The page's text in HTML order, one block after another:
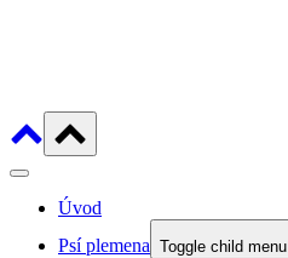
Úvod
Psí plemena Toggle child menu